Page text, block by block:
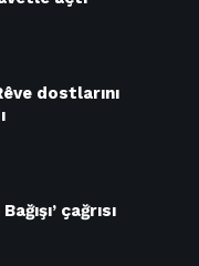
dostlarını
çağrısı